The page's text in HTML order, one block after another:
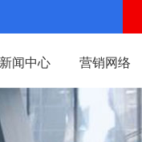
新闻中心 营销网络